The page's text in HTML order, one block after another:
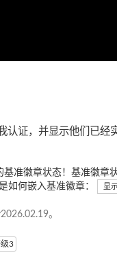
认证，并显示他们已经
准徽章状态！基准徽章
如何嵌入基准徽章：
显
。
3